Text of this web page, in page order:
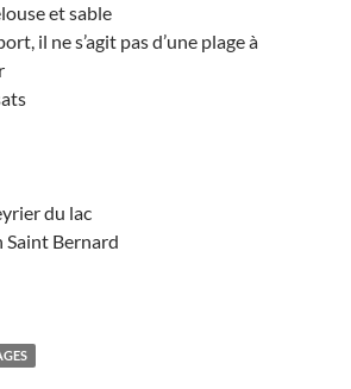
et sable
il ne s’agit pas d’une plage à
du lac
Saint Bernard